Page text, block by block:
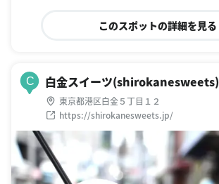
このスポットの詳細を見る
C 白金スイーツ(shirokanesweets)
東京都港区白金５丁目１２
https://shirokanesweets.jp/